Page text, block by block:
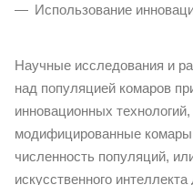
Использование
Научные исследования и
над популяцией комаров
инновационных технологий,
модифицированные
численность популяций,
искусственного